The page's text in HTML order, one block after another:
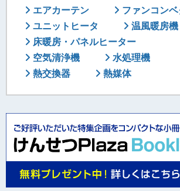
エアカーテン
ファンコンベ
ユニットヒータ
温風暖房機
床暖房・パネルヒーター
空気清浄機
水処理機
熱交換器
熱媒体